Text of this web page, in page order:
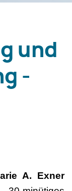
und
-
A. Exner